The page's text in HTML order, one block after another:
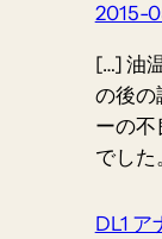
2015-
[…] 油
の後の
ーの
でし
DL1